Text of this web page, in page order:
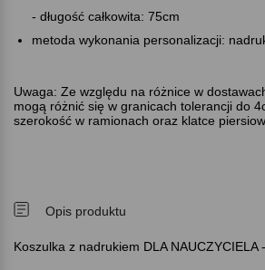
- długość całkowita: 75cm
metoda wykonania personalizacji:
Uwaga: Ze względu na różnice w
mogą różnić się w granicach tolerancji do
szerokość w ramionach oraz klatce
Opis produktu
Koszulka z nadrukiem DLA NAUCZYCIELA -